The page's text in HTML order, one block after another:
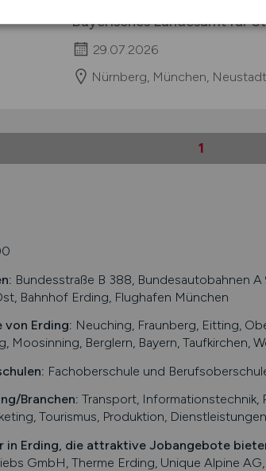
Bayerisches Landesamt für
29.07.2026
Nürnberg, München,
1
Bundesstraße B 388, Bundesautobahnen
Bahnhof Erding, Flughafen München
von Erding: Neuching, Fraunberg, Eitting,
Moosinning, Berglern, Bayern, Taufkirchen,
Fachoberschule und
/Branchen: Transport, Informationstechnik,
Tourismus, Produktion, Dienstleistungen
in Erding , die attraktive Jobangebote
GmbH, Therme Erding, Unique Alpine